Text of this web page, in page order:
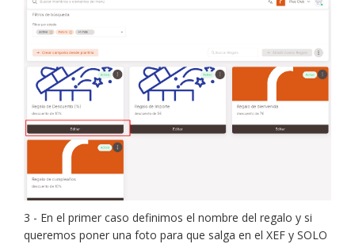
3 - En el primer caso definimos el nombre del regalo y si
queremos poner una foto para que salga en el XEF y SOLO